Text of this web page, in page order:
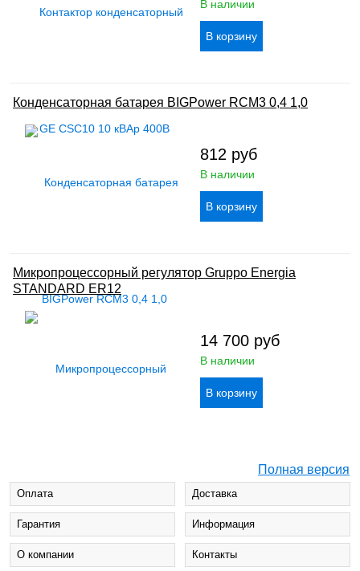
В наличии
Конденсаторная батарея BIGPower RCM3 0,4 1,0
812 руб
В наличии
Микропроцессорный регулятор Gruppo Energia
STANDARD ER12
14 700 руб
В наличии
Полная версия
Оплата Доставка
Гарантия Информация
О компании Контакты